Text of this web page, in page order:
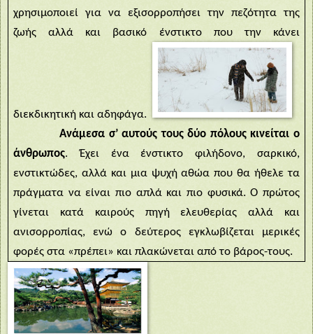
χρησιμοποιεί για να εξισορροπήσει την πεζότητα της
ζωής αλλά και βασικό ένστικτο που την κάνει
διεκδικητική και αδηφάγα.
Ανάμεσα σ’ αυτούς τους δύο πόλους κινείται ο
άνθρωπος. Έχει ένα ένστικτο φιλήδονο, σαρκικό,
ενστικτώδες, αλλά και μια ψυχή αθώα που θα ήθελε τα
πράγματα να είναι πιο απλά και πιο φυσικά. Ο πρώτος
γίνεται κατά καιρούς πηγή ελευθερίας αλλά και
ανισορροπίας, ενώ ο δεύτερος εγκλωβίζεται μερικές
φορές στα «πρέπει» και πλακώνεται από το βάρος-τους.